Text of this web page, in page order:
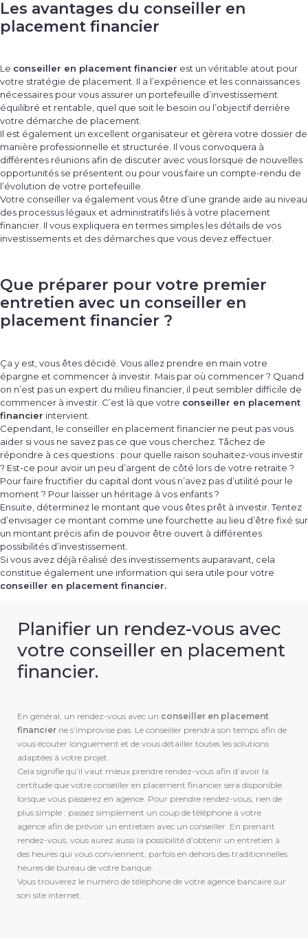
Les avantages du conseiller en
placement financier
Le conseiller en placement financier est un véritable atout pour
votre stratégie de placement. Il a l’expérience et les connaissances
nécessaires pour vous assurer un portefeuille d’investissement
équilibré et rentable, quel que soit le besoin ou l’objectif derrière
votre démarche de placement.
Il est également un excellent organisateur et gèrera votre dossier de
manière professionnelle et structurée. Il vous convoquera à
différentes réunions afin de discuter avec vous lorsque de nouvelles
opportunités se présentent ou pour vous faire un compte-rendu de
l’évolution de votre portefeuille.
Votre conseiller va également vous être d’une grande aide au niveau
des processus légaux et administratifs liés à votre placement
financier. Il vous expliquera en termes simples les détails de vos
investissements et des démarches que vous devez effectuer.
Que préparer pour votre premier
entretien avec un conseiller en
placement financier ?
Ça y est, vous êtes décidé. Vous allez prendre en main votre
épargne et commencer à investir. Mais par où commencer ? Quand
on n’est pas un expert du milieu financier, il peut sembler difficile de
commencer à investir. C’est là que votre conseiller en placement
financier intervient.
Cependant, le conseiller en placement financier ne peut pas vous
aider si vous ne savez pas ce que vous cherchez. Tâchez de
répondre à ces questions : pour quelle raison souhaitez-vous investir
? Est-ce pour avoir un peu d’argent de côté lors de votre retraite ?
Pour faire fructifier du capital dont vous n’avez pas d’utilité pour le
moment ? Pour laisser un héritage à vos enfants ?
Ensuite, déterminez le montant que vous êtes prêt à investir. Tentez
d’envisager ce montant comme une fourchette au lieu d’être fixé sur
un montant précis afin de pouvoir être ouvert à différentes
possibilités d’investissement.
Si vous avez déjà réalisé des investissements auparavant, cela
constitue également une information qui sera utile pour votre
conseiller en placement financier.
Planifier un rendez-vous avec
votre conseiller en placement
financier.
En général, un rendez-vous avec un conseiller en placement
financier ne s’improvise pas. Le conseiller prendra son temps afin de
vous écouter longuement et de vous détailler toutes les solutions
adaptées à votre projet.
Cela signifie qu’il vaut mieux prendre rendez-vous afin d’avoir la
certitude que votre conseiller en placement financier sera disponible
lorsque vous passerez en agence. Pour prendre rendez-vous, rien de
plus simple : passez simplement un coup de téléphone à votre
agence afin de prévoir un entretien avec un conseiller. En prenant
rendez-vous, vous aurez aussi la possibilité d’obtenir un entretien à
des heures qui vous conviennent, parfois en dehors des traditionnelles
heures de bureau de votre banque.
Vous trouverez le numéro de téléphone de votre agence bancaire sur
son site internet.